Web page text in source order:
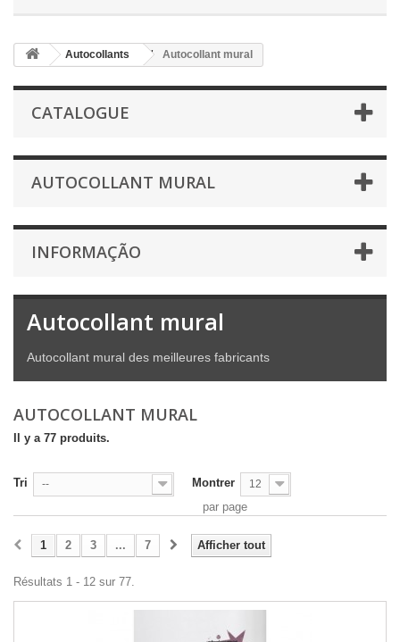
Autocollants Autocollant mural
CATALOGUE
AUTOCOLLANT MURAL
INFORMAÇÃO
Autocollant mural
Autocollant mural des meilleures fabricants
AUTOCOLLANT MURAL
Il y a 77 produits.
Tri -- Montrer 12
par page
Afficher tout
1 2 3 ... 7
Résultats 1 - 12 sur 77.